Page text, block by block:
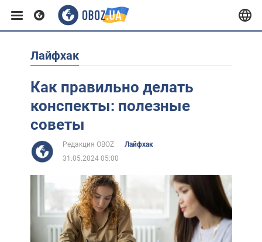
Европа
США
Африка
Жизнь
Лайфхак
Как правильно делать
конспекты: полезные
советы
Редакция OBOZ
Лайфхак
31.05.2024 05:00